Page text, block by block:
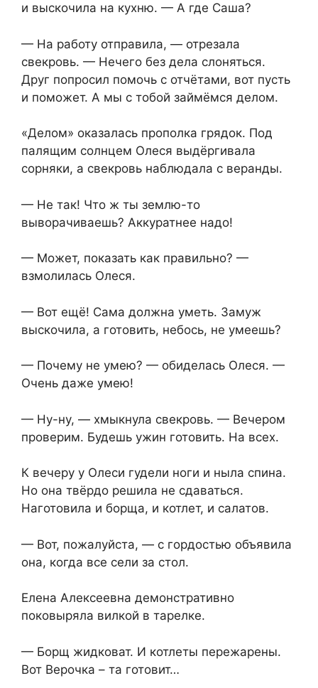
и выскочила на кухню. — А где Саша?
— На работу отправила, — отрезала
свекровь. — Нечего без дела слоняться.
Друг попросил помочь с отчётами, вот пусть
и поможет. А мы с тобой займёмся делом.
«Делом» оказалась прополка грядок. Под
палящим солнцем Олеся выдёргивала
сорняки, а свекровь наблюдала с веранды.
— Не так! Что ж ты землю-то
выворачиваешь? Аккуратнее надо!
— Может, показать как правильно? —
взмолилась Олеся.
— Вот ещё! Сама должна уметь. Замуж
выскочила, а готовить, небось, не умеешь?
— Почему не умею? — обиделась Олеся. —
Очень даже умею!
— Ну-ну, — хмыкнула свекровь. — Вечером
проверим. Будешь ужин готовить. На всех.
К вечеру у Олеси гудели ноги и ныла спина.
Но она твёрдо решила не сдаваться.
Наготовила и борща, и котлет, и салатов.
— Вот, пожалуйста, — с гордостью объявила
она, когда все сели за стол.
Елена Алексеевна демонстративно
поковыряла вилкой в тарелке.
— Борщ жидковат. И котлеты пережарены.
Вот Верочка – та готовит…